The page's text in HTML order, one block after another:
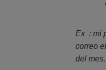
Ex : mi
correo
del mes.